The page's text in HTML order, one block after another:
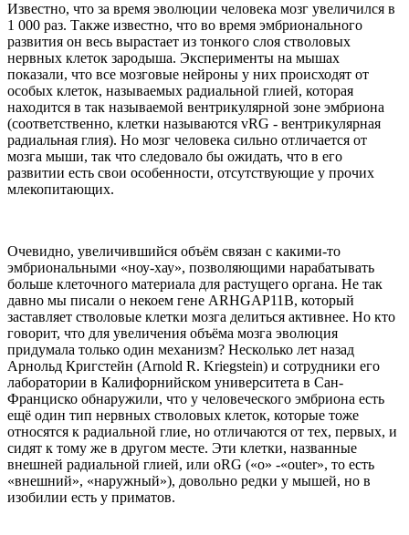
Известно, что за время эволюции человека мозг увеличился в
1 000 раз. Также известно, что во время эмбрионального
развития он весь вырастает из тонкого слоя стволовых
нервных клеток зародыша. Эксперименты на мышах
показали, что все мозговые нейроны у них происходят от
особых клеток, называемых радиальной глией, которая
находится в так называемой вентрикулярной зоне эмбриона
(соответственно, клетки называются vRG - вентрикулярная
радиальная глия). Но мозг человека сильно отличается от
мозга мыши, так что следовало бы ожидать, что в его
развитии есть свои особенности, отсутствующие у прочих
млекопитающих.
Очевидно, увеличившийся объём связан с какими-то
эмбриональными «ноу-хау», позволяющими нарабатывать
больше клеточного материала для растущего органа. Не так
давно мы писали о некоем гене ARHGAP11B, который
заставляет стволовые клетки мозга делиться активнее. Но кто
говорит, что для увеличения объёма мозга эволюция
придумала только один механизм? Несколько лет назад
Арнольд Кригстейн (Arnold R. Kriegstein) и сотрудники его
лаборатории в Калифорнийском университета в Сан-
Франциско обнаружили, что у человеческого эмбриона есть
ещё один тип нервных стволовых клеток, которые тоже
относятся к радиальной глие, но отличаются от тех, первых, и
сидят к тому же в другом месте. Эти клетки, названные
внешней радиальной глией, или oRG («o» -«outer», то есть
«внешний», «наружный»), довольно редки у мышей, но в
изобилии есть у приматов.